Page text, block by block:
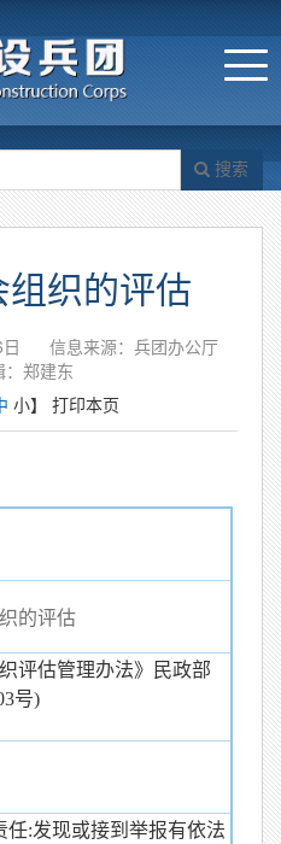
搜索
织的评估
信息来源：兵团办公厅
：郑建东
小】 打印本页
的评估
织评估管理办法》民政部
号)
任:发现或接到举报有依法